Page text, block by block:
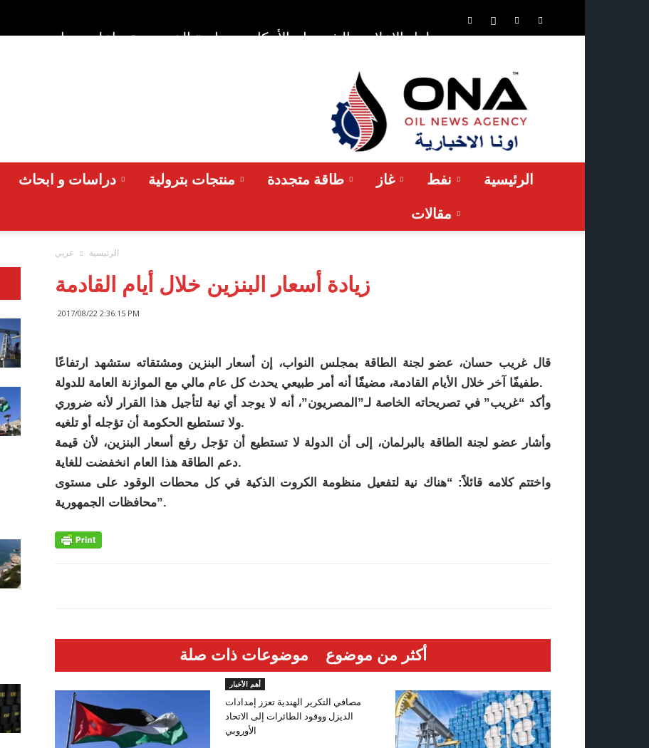
من نحن اعلن معنا سياسة الخصوصية الشروط والأحكام حلول الإعلان
ONA™
NEWS
/
أونا
الاخبارية
الرئيسية نفط غاز طاقة متجددة منتجات بترولية دراسات و ابحاث
مقالات
الرئيسية عربي
زيادة أسعار البنزين خلال أيام القادمة
2017/08/22 2:36:15 PM
قال غريب حسان، عضو لجنة الطاقة بمجلس النواب، إن أسعار البنزين ومشتقاته ستشهد ارتفاعًا
طفيفًا آخر خلال الأيام القادمة، مضيفًًا أنه أمر طبيعي يحدث كل عام مالي مع الموازنة العامة للدولة.
وأكد “غريب” في تصريحاته الخاصة لـ”المصريون”، أنه لا يوجد أي نية لتأجيل هذا القرار لأنه ضروري
ولا تستطيع الحكومة أن تؤجله أو تلغيه.
وأشار عضو لجنة الطاقة بالبرلمان، إلى أن الدولة لا تستطيع أن تؤجل رفع أسعار البنزين، لأن قيمة
دعم الطاقة هذا العام انخفضت للغاية.
واختتم كلامه قائلاً: “هناك نية لتفعيل منظومة الكروت الذكية في كل محطات الوقود على مستوى
محافظات الجمهورية”.
موضوعات ذات صلة أكثر من موضوع
أهم الأخبار
مصافي التكرير الهندية تعزز إمدادات
الديزل ووقود الطائرات إلى الاتحاد
الأوروبي